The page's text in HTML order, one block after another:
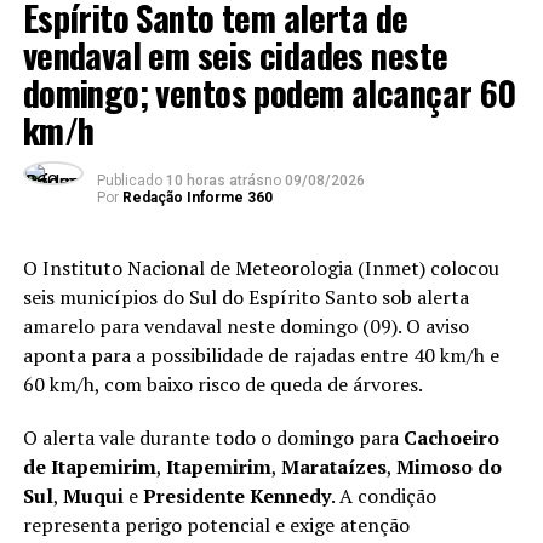
originais que buscam capturar o público órfão de
grandes mistérios e aventuras juvenis épicas.
📅 Anúncio Oficial:
imagens conceituais que definem o tom visual da obra.
centrais.
🚀 Estreia Mundial:Disponibilidade total de The
Boroughs na Netflixpara todos os usuários em 21 de
maio.
Qual é o principal mistério de
The Boroughs na Netflix?
Espírito Santo tem alerta de
vendaval em seis cidades neste
domingo; ventos podem alcançar 60
km/h
Publicado 10 horas atrásno 09/08/2026
Por Redação Informe 360
O Instituto Nacional de Meteorologia (Inmet) colocou
seis municípios do Sul do Espírito Santo sob alerta
amarelo para vendaval neste domingo (09). O aviso
aponta para a possibilidade de rajadas entre 40 km/h e
60 km/h, com baixo risco de queda de árvores.
O alerta vale durante todo o domingo para Cachoeiro
de Itapemirim, Itapemirim, Marataízes, Mimoso do
Sul, Muqui ePresidente Kennedy. A condição
representa perigo potencial e exige atenção